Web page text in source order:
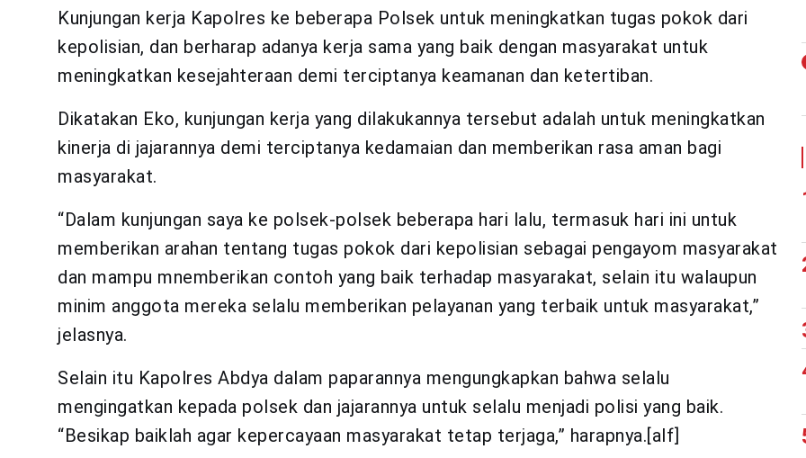
Kunjungan kerja Kapolres ke beberapa Polsek untuk meningkatkan tugas pokok dari
kepolisian, dan berharap adanya kerja sama yang baik dengan masyarakat untuk
meningkatkan kesejahteraan demi terciptanya keamanan dan ketertiban.
Dikatakan Eko, kunjungan kerja yang dilakukannya tersebut adalah untuk meningkatkan
kinerja di jajarannya demi terciptanya kedamaian dan memberikan rasa aman bagi
masyarakat.
“Dalam kunjungan saya ke polsek-polsek beberapa hari lalu, termasuk hari ini untuk
memberikan arahan tentang tugas pokok dari kepolisian sebagai pengayom masyarakat
dan mampu mnemberikan contoh yang baik terhadap masyarakat, selain itu walaupun
minim anggota mereka selalu memberikan pelayanan yang terbaik untuk masyarakat,”
jelasnya.
Selain itu Kapolres Abdya dalam paparannya mengungkapkan bahwa selalu
mengingatkan kepada polsek dan jajarannya untuk selalu menjadi polisi yang baik.
“Besikap baiklah agar kepercayaan masyarakat tetap terjaga,” harapnya.[alf]